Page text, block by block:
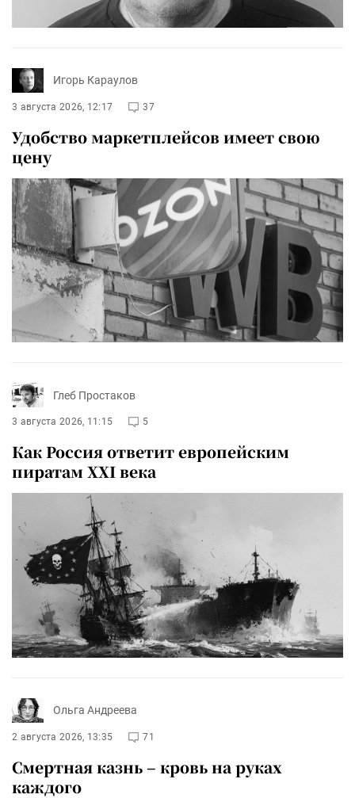
Игорь Караулов
3 августа 2026, 12:17 37
Удобство маркетплейсов имеет свою
цену
Глеб Простаков
3 августа 2026, 11:15 5
Как Россия ответит европейским
пиратам XXI века
Ольга Андреева
2 августа 2026, 13:35 71
Смертная казнь – кровь на руках
каждого